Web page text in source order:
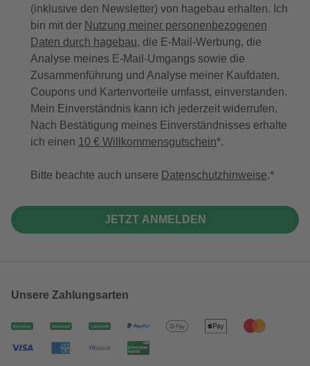
(inklusive den Newsletter) von hagebau erhalten. Ich
bin mit der Nutzung meiner personenbezogenen
Daten durch hagebau, die E-Mail-Werbung, die
Analyse meines E-Mail-Umgangs sowie die
Zusammenführung und Analyse meiner Kaufdaten,
Coupons und Kartenvorteile umfasst, einverstanden.
Mein Einverständnis kann ich jederzeit widerrufen.
Nach Bestätigung meines Einverständnisses erhalte
ich einen 10 € Willkommensgutschein*.
Bitte beachte auch unsere Datenschutzhinweise.
JETZT ANMELDEN
Unsere Zahlungsarten